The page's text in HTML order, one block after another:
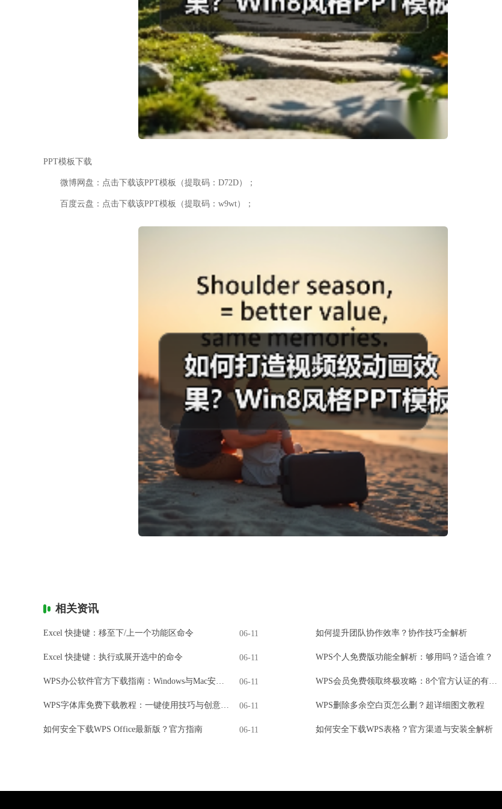
PPT模板下载
微博网盘：点击下载该PPT模板（提取码：D72D）；
百度云盘：点击下载该PPT模板（提取码：w9wt）；
相关资讯
Excel 快捷键：移至下/上一个功能区命令 06-11 如何提升团队协作效率？协作技巧全解析
Excel 快捷键：执行或展开选中的命令 06-11 WPS个人免费版功能全解析：够用吗？适合谁？
WPS办公软件官方下载指南：Windows与Mac安装全解析 06-11 WPS会员免费领取终极攻略：8个官方认证的有效方法
WPS字体库免费下载教程：一键使用技巧与创意设计 06-11 WPS删除多余空白页怎么删？超详细图文教程
如何安全下载WPS Office最新版？官方指南 06-11 如何安全下载WPS表格？官方渠道与安装全解析